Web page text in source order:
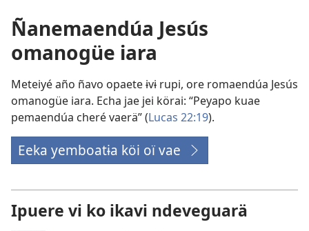
Ñanemaendúa Jesús
omanogüe iara
Meteiyé año ñavo opaete ɨvɨ rupi, ore romaendúa Jesús
omanogüe iara. Echa jae jei körai: “Peyapo kuae
pemaendúa cheré vaerä” (Lucas 22:19).
Eeka yemboatɨa köi oï vae
(abre
nueva
ventana)
Ipuere vi ko ikavi ndeveguarä